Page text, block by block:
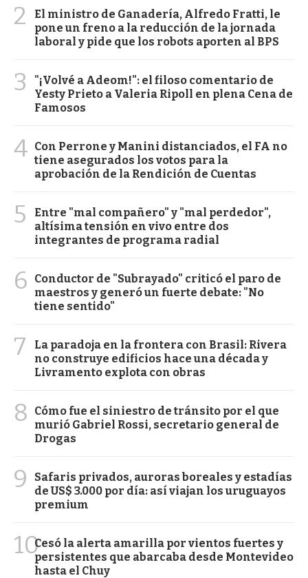
2
El ministro de Ganadería, Alfredo Fratti, le
pone un freno a la reducción de la jornada
laboral y pide que los robots aporten al BPS
3
"¡Volvé a Adeom!": el filoso comentario de
Yesty Prieto a Valeria Ripoll en plena Cena de
Famosos
4 Con Perrone y Manini distanciados, el FA no
tiene asegurados los votos para la
aprobación de la Rendición de Cuentas
5
Entre "mal compañero" y "mal perdedor",
altísima tensión en vivo entre dos
integrantes de programa radial
6
Conductor de "Subrayado" criticó el paro de
maestros y generó un fuerte debate: "No
tiene sentido"
7
La paradoja en la frontera con Brasil: Rivera
no construye edificios hace una década y
Livramento explota con obras
8
Cómo fue el siniestro de tránsito por el que
murió Gabriel Rossi, secretario general de
Drogas
9
Safaris privados, auroras boreales y estadías
de US$ 3.000 por día: así viajan los uruguayos
premium
10Cesó la alerta amarilla por vientos fuertes y
persistentes que abarcaba desde Montevideo
hasta el Chuy